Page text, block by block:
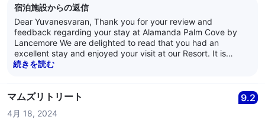
宿泊施設からの返信
Dear Yuvanesvaran, Thank you for your review and
feedback regarding your stay at Alamanda Palm Cove by
Lancemore We are delighted to read that you had an
excellent stay and enjoyed your visit at our Resort. It is
always encouraging to learn that guests are satisfied with
続きを読む
マムズリトリート 9.2
4月 18, 2024